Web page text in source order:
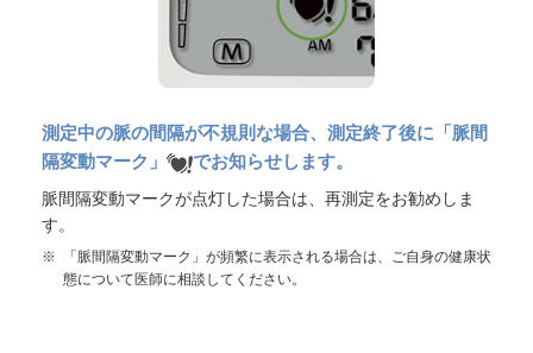
測定中の脈の間隔が不規則な場合、測定終了後に「脈間
隔変動マーク」
でお知らせします。
脈間隔変動マークが点灯した場合は、再測定をお勧めしま
す。
※
「脈間隔変動マーク」が頻繁に表示される場合は、ご自身の健康状
態について医師に相談してください。